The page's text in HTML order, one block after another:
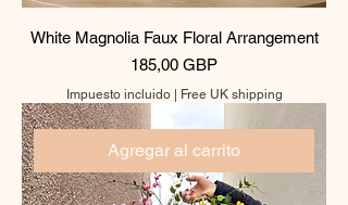
White Magnolia Faux Floral Arrangement
Precio
185,00 GBP
Impuesto incluido| Free UK shipping
Agregar al carrito